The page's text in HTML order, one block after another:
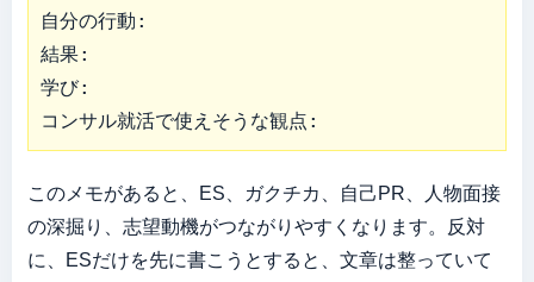
自分の行動:
結果:
学び:
コンサル就活で使えそうな観点:
このメモがあると、ES、ガクチカ、自己PR、人物面接
の深掘り、志望動機がつながりやすくなります。反対
に、ESだけを先に書こうとすると、文章は整っていて